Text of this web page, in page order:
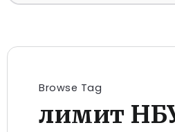
Browse Tag
лимит